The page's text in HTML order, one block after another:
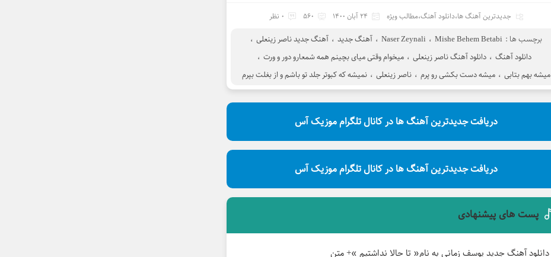
جدیدترین آهنگ ها،دانلود آهنگ،مطالب ویژه 24 آبان 1400 560 0 نظر
برچسب ها : Mishe Behem Betabi ، Naser Zeynali ، آهنگ جدید ، آهنگ جدید ناصر زینعلی ،
دانلود آهنگ ، دانلود آهنگ ناصر زینعلی ، میخوام وقتی میای بچینم همه شمعارو دور و ورت ،
میشه بهم بتابی ، میشه دست بکشی رو پرم ، ناصر زینعلی ، نمیشه که کبوتر جلد تو باشم و از بغلت بپرم
دریافت جدیدترین آهنگ ها در کانال تلگرام موزیک آس
دریافت جدیدترین آهنگ ها در کانال تلگرام موزیک آس
پست های پیشنهادی
دانلود آهنگ جدید یوسف زمانی به نام« تا حالا نداشتیم »+ متن